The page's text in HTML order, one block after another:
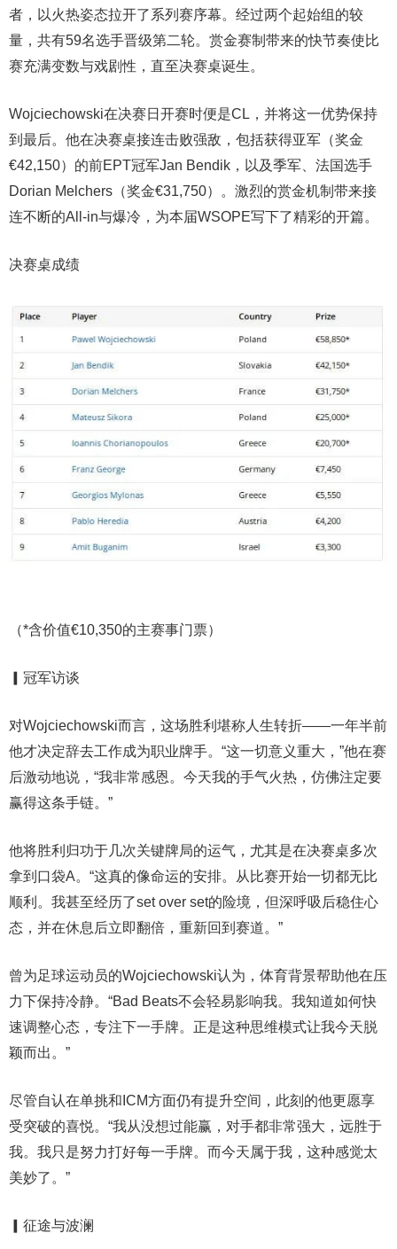
者，以火热姿态拉开了系列赛序幕。经过两个起始组的较
量，共有59名选手晋级第二轮。赏金赛制带来的快节奏使比
赛充满变数与戏剧性，直至决赛桌诞生。
Wojciechowski在决赛日开赛时便是CL，并将这一优势保持
到最后。他在决赛桌接连击败强敌，包括获得亚军（奖金
€42,150）的前EPT冠军Jan Bendik，以及季军、法国选手
Dorian Melchers（奖金€31,750）。激烈的赏金机制带来接
连不断的All-in与爆冷，为本届WSOPE写下了精彩的开篇。
决赛桌成绩
（*含价值€10,350的主赛事门票）
▎冠军访谈
对Wojciechowski而言，这场胜利堪称人生转折——一年半前
他才决定辞去工作成为职业牌手。“这一切意义重大，”他在赛
后激动地说，“我非常感恩。今天我的手气火热，仿佛注定要
赢得这条手链。”
他将胜利归功于几次关键牌局的运气，尤其是在决赛桌多次
拿到口袋A。“这真的像命运的安排。从比赛开始一切都无比
顺利。我甚至经历了set over set的险境，但深呼吸后稳住心
态，并在休息后立即翻倍，重新回到赛道。”
曾为足球运动员的Wojciechowski认为，体育背景帮助他在压
力下保持冷静。“Bad Beats不会轻易影响我。我知道如何快
速调整心态，专注下一手牌。正是这种思维模式让我今天脱
颖而出。”
尽管自认在单挑和ICM方面仍有提升空间，此刻的他更愿享
受突破的喜悦。“我从没想过能赢，对手都非常强大，远胜于
我。我只是努力打好每一手牌。而今天属于我，这种感觉太
美妙了。”
▎征途与波澜